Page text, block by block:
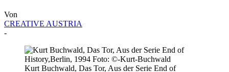
Von
CREATIVE AUSTRIA
-
Kurt Buchwald, Das Tor, Aus der Serie End of